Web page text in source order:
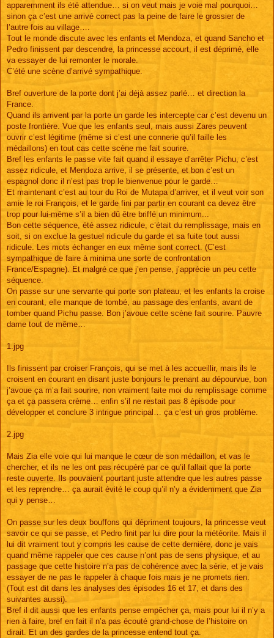
apparemment ils été attendue… si on veut mais je voie mal pourquoi…
sinon ça c’est une arrivé correct pas la peine de faire le grossier de
l’autre fois au village….
Tout le monde discute avec les enfants et Mendoza, et quand Sancho et
Pedro finissent par descendre, la princesse accourt, il est déprimé, elle
va essayer de lui remonter le morale.
C’été une scène d’arrivé sympathique.
Bref ouverture de la porte dont j’ai déjà assez parlé… et direction la
France.
Quand ils arrivent par la porte un garde les intercepte car c’est devenu un
poste frontière. Vue que les enfants seul, mais aussi Zares peuvent
ouvrir c’est légitime (même si c’est une connerie qu’il faille les
médaillons) en tout cas cette scène me fait sourire.
Bref les enfants le passe vite fait quand il essaye d’arrêter Pichu, c’est
assez ridicule, et Mendoza arrive, il se présente, et bon c’est un
espagnol donc il n’est pas trop le bienvenue pour le garde…
Et maintenant c’est au tour du Roi de Mutapa d’arriver, et il veut voir son
amie le roi François, et le garde fini par partir en courant ca devez être
trop pour lui-même s’il a bien dû être briffé un minimum...
Bon cette séquence, été assez ridicule, c’était du remplissage, mais en
soit, si on exclue la gestuel ridicule du garde et sa fuite tout aussi
ridicule. Les mots échanger en eux même sont correct. (C’est
sympathique de faire à minima une sorte de confrontation
France/Espagne). Et malgré ce que j’en pense, j’apprécie un peu cette
séquence.
On passe sur une servante qui porte son plateau, et les enfants la croise
en courant, elle manque de tombé, au passage des enfants, avant de
tomber quand Pichu passe. Bon j’avoue cette scène fait sourire. Pauvre
dame tout de même…
1.jpg
Ils finissent par croiser François, qui se met à les accueillir, mais ils le
croisent en courant en disant juste bonjours le prenant au dépourvue, bon
j’avoue ça m’a fait sourire, non vraiment faite moi du remplissage comme
ça et ça passera crème… enfin s’il ne restait pas 8 épisode pour
développer et conclure 3 intrigue principal… ça c’est un gros problème.
2.jpg
Mais Zia elle voie qui lui manque le cœur de son médaillon, et vas le
chercher, et ils ne les ont pas récupéré par ce qu’il fallait que la porte
reste ouverte. Ils pouvaient pourtant juste attendre que les autres passe
et les reprendre… ça aurait évité le coup qu’il n’y a évidemment que Zia
qui y pense…
On passe sur les deux bouffons qui dépriment toujours, la princesse veut
savoir ce qui se passe, et Pedro finit par lui dire pour la météorite. Mais il
lui dit vraiment tout y compris les cause de cette dernière, donc je vais
quand même rappeler que ces cause n’ont pas de sens physique, et au
passage que cette histoire n’a pas de cohérence avec la série, et je vais
essayer de ne pas le rappeler à chaque fois mais je ne promets rien.
(Tout est dit dans les analyses des épisodes 16 et 17, et dans des
suivantes aussi).
Bref il dit aussi que les enfants pense empêcher ça, mais pour lui il n’y a
rien à faire, bref en fait il n’a pas écouté grand-chose de l’histoire on
dirait. Et un des gardes de la princesse entend tout ça.